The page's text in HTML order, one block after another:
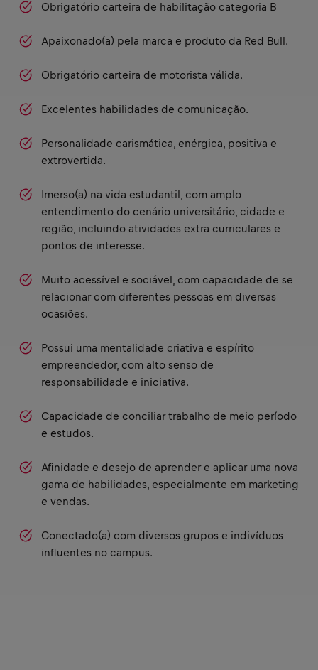
Obrigatório carteira de habilitação categoria B
Apaixonado(a) pela marca e produto da Red Bull.
Obrigatório carteira de motorista válida.
Excelentes habilidades de comunicação.
Personalidade carismática, enérgica, positiva e
extrovertida.
Imerso(a) na vida estudantil, com amplo
entendimento do cenário universitário, cidade e
região, incluindo atividades extra curriculares e
pontos de interesse.
Muito acessível e sociável, com capacidade de se
relacionar com diferentes pessoas em diversas
ocasiões.
Possui uma mentalidade criativa e espírito
empreendedor, com alto senso de
responsabilidade e iniciativa.
Capacidade de conciliar trabalho de meio período
e estudos.
Afinidade e desejo de aprender e aplicar uma nova
gama de habilidades, especialmente em marketing
e vendas.
Conectado(a) com diversos grupos e indivíduos
influentes no campus.